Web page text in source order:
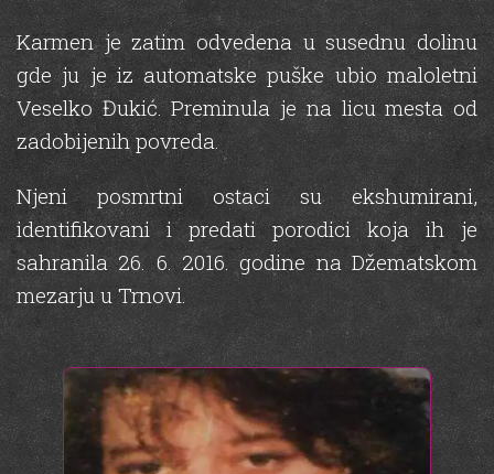
Karmen je zatim odvedena u susednu dolinu
gde ju je iz automatske puške ubio maloletni
Veselko Đukić. Preminula je na licu mesta od
zadobijenih povreda.
Njeni posmrtni ostaci su ekshumirani,
identifikovani i predati porodici koja ih je
sahranila 26. 6. 2016. godine na Džematskom
mezarju u Trnovi.